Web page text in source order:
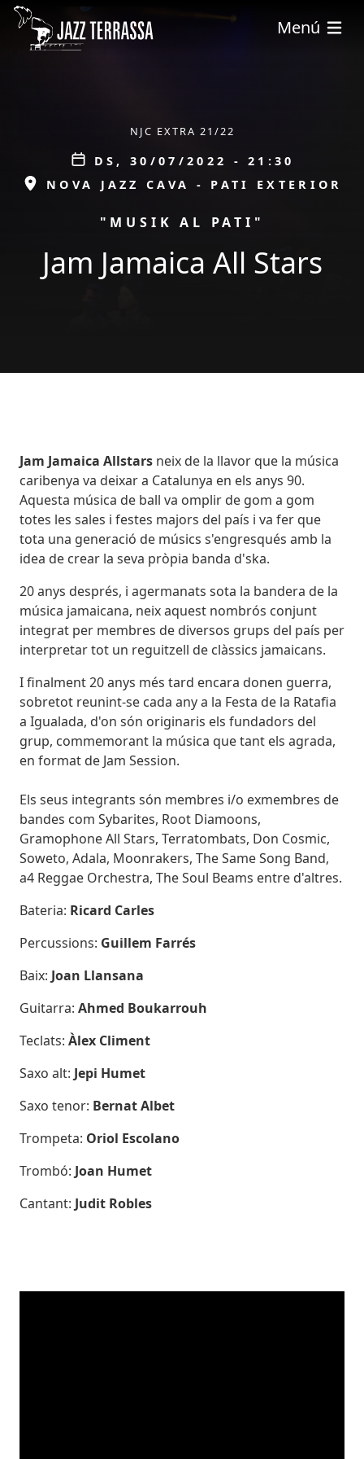
Vés al contingut
Menú
NJC EXTRA 21/22
Data
DS, 30/07/2022 - 21:30
ESPAI
NOVA JAZZ CAVA - PATI EXTERIOR
PROMOCIÓ"MUSIK AL PATI"
Jam Jamaica All Stars
Body
Jam Jamaica Allstars neix de la llavor que la música
caribenya va deixar a Catalunya en els anys 90.
Aquesta música de ball va omplir de gom a gom
totes les sales i festes majors del país i va fer que
tota una generació de músics s'engresqués amb la
idea de crear la seva pròpia banda d'ska.
20 anys després, i agermanats sota la bandera de la
música jamaicana, neix aquest nombrós conjunt
integrat per membres de diversos grups del país per
interpretar tot un reguitzell de clàssics jamaicans.
I finalment 20 anys més tard encara donen guerra,
sobretot reunint-se cada any a la Festa de la Ratafia
a Igualada, d'on són originaris els fundadors del
grup, commemorant la música que tant els agrada,
en format de Jam Session.
Els seus integrants són membres i/o exmembres de
bandes com Sybarites, Root Diamoons,
Gramophone All Stars, Terratombats, Don Cosmic,
Soweto, Adala, Moonrakers, The Same Song Band,
a4 Reggae Orchestra, The Soul Beams entre d'altres.
Bateria: Ricard Carles
Percussions: Guillem Farrés
Baix: Joan Llansana
Guitarra: Ahmed Boukarrouh
Teclats: Àlex Climent
Saxo alt: Jepi Humet
Saxo tenor: Bernat Albet
Trompeta: Oriol Escolano
Trombó: Joan Humet
Cantant: Judit Robles